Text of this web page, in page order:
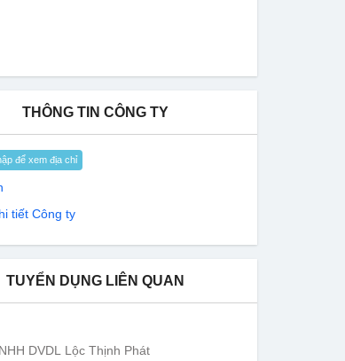
THÔNG TIN CÔNG TY
để xem địa chỉ
tiết Công ty
TUYỂN DỤNG LIÊN QUAN
DVDL Lộc Thịnh Phát